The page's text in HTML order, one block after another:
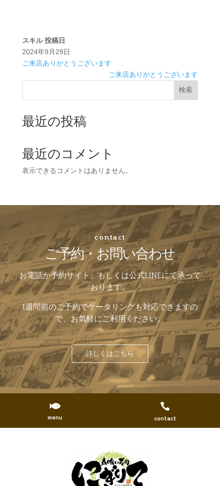
スキル 投稿日
2024年9月29日
ご来店ありがとうございます
ご来店ありがとうございます
検索
最近の投稿
最近のコメント
表示できるコメントはありません。
contact
ご予約・お問い合わせ
お電話か予約サイト、もしくは公式LINEにて承って
おります。
1週間前のご予約でケータリングも対応できますの
で、お気軽にご利用ください。
詳しくはこちら

menu

contact